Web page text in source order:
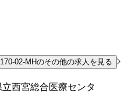
02-MHのその他の求人を見る
西宮総合医療センタ